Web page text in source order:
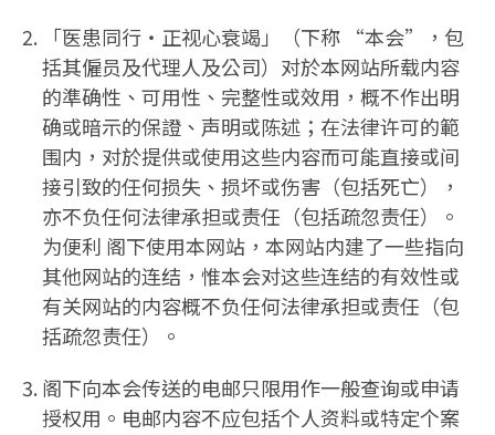
「医患同行‧正视心衰竭」（下称 “本会”，包
括其僱员及代理人及公司）对於本网站所载内容
的準确性、可用性、完整性或效用，概不作出明
确或暗示的保證、声明或陈述；在法律许可的範
围内，对於提供或使用这些内容而可能直接或间
接引致的任何损失、损坏或伤害（包括死亡），
亦不负任何法律承担或责任（包括疏忽责任）。
为便利 阁下使用本网站，本网站内建了一些指向
其他网站的连结，惟本会对这些连结的有效性或
有关网站的内容概不负任何法律承担或责任（包
括疏忽责任）。
阁下向本会传送的电邮只限用作一般查询或申请
授权用。电邮内容不应包括个人资料或特定个案